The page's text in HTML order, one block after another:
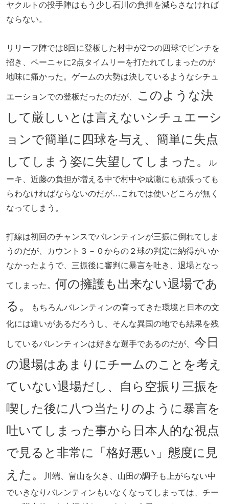
ヤクルトの投手陣はもう少し石川の負担を減らさなければ
ならない。
リリーフ陣では8回に登板した村中が2つの四球でピンチを
招き、ペーニャに2点タイムリーを打たれてしまったのが
地味に痛かった。ゲームの大勢は決しているようなシチュ
エーションでの登板だったのだが、
このような決
して厳しいとは言えないシチュエーシ
ョンで簡単に四球を与え、簡単に失点
してしまう姿に失望してしまった。
ル
ーキ、近藤の負担が増える中で村中や成瀬にも頑張っても
らわなければならないのだが…これでは使いどころが無く
なってしまう。
打線は初回のチャンスでバレンティンが三振に倒れてしま
うのだが、カウント３－０からの２球の判定に納得がいか
なかったようで、三振後に審判に暴言を吐き、退場となっ
てしまった。 何の擁護も出来ない退場であ
る。
もちろんバレンティンの育ってきた環境と日本の文
化には違いがあるだろうし、そんな異国の地でも結果を残
しているバレンティンは好きな選手であるのだが、 今日
の退場はあまりにチームのことを考え
ていない退場だし、自ら空振り三振を
喫した後に八つ当たりのように暴言を
吐いてしまった事から日本人的な視点
で見ると非常に「格好悪い」態度に見
えた。
川端、畠山を欠き、山田の調子も上がらない中
でいきなりバレンティンもいなくなってしまっては、チー